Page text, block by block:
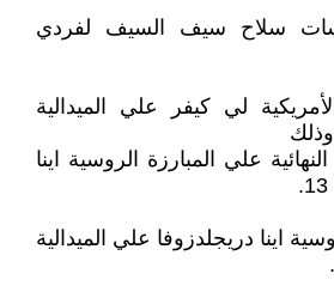
سلاح سيف السيف لفردي
لي كيفر علي الميدالية
وذلك
علي المبارزة الروسية اينا
اينا دريجلدزوفا علي الميدالية